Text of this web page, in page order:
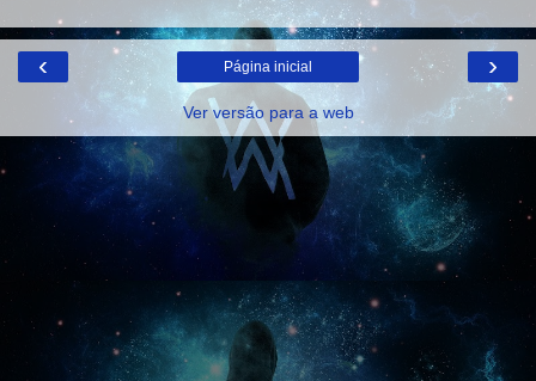
‹ ›
Página inicial
Ver versão para a web